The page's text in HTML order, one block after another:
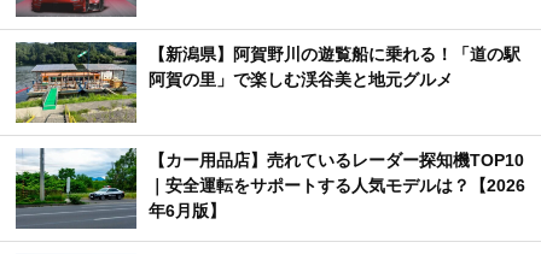
【新潟県】阿賀野川の遊覧船に乗れる！「道の駅
阿賀の里」で楽しむ渓谷美と地元グルメ
【カー用品店】売れているレーダー探知機TOP10
｜安全運転をサポートする人気モデルは？【2026
年6月版】